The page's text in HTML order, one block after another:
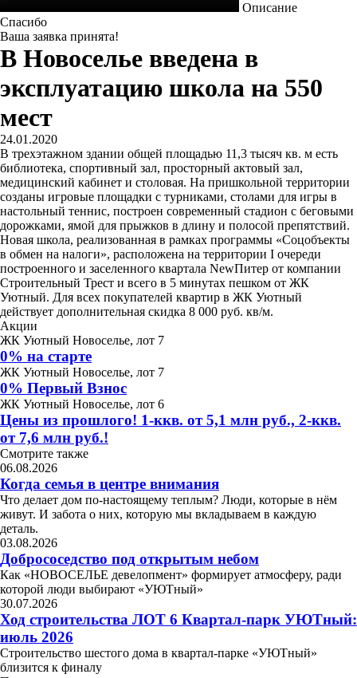
Описание
Спасибо
Ваша заявка принята!
В Новоселье введена в
эксплуатацию школа на 550
мест
24.01.2020
В трехэтажном здании общей площадью 11,3 тысяч кв. м есть
библиотека, спортивный зал, просторный актовый зал,
медицинский кабинет и столовая. На пришкольной территории
созданы игровые площадки с турниками, столами для игры в
настольный теннис, построен современный стадион с беговыми
дорожками, ямой для прыжков в длину и полосой препятствий.
Новая школа, реализованная в рамках программы «Соцобъекты
в обмен на налоги», расположена на территории I очереди
построенного и заселенного квартала NewПитер от компании
Строительный Трест и всего в 5 минутах пешком от ЖК
Уютный. Для всех покупателей квартир в ЖК Уютный
действует дополнительная скидка 8 000 руб. кв/м.
Акции
ЖК Уютный Новоселье, лот 7
0% на старте
ЖК Уютный Новоселье, лот 7
0% Первый Взнос
ЖК Уютный Новоселье, лот 6
Цены из прошлого! 1-ккв. от 5,1 млн руб., 2-ккв.
от 7,6 млн руб.!
Смотрите также
06.08.2026
Когда семья в центре внимания
Что делает дом по-настоящему теплым? Люди, которые в нём
живут. И забота о них, которую мы вкладываем в каждую
деталь.
03.08.2026
Добрососедство под открытым небом
Как «НОВОСЕЛЬЕ девелопмент» формирует атмосферу, ради
которой люди выбирают «УЮТный»
30.07.2026
Ход строительства ЛОТ 6 Квартал-парк УЮТный:
июль 2026
Строительство шестого дома в квартал-парке «УЮТный»
близится к финалу